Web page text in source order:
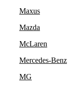
Maxus
Mazda
McLaren
Mercedes-Benz
MG